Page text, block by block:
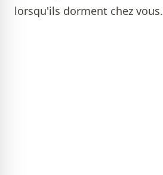
lorsqu'ils dorment chez vous.